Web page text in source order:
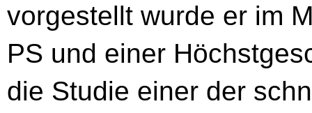
vorgestellt wurde er im
PS und einer
die Studie einer der